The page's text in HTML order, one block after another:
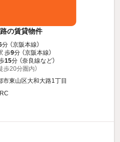
の賃貸物件
分 （京阪本線）
歩9分 （京阪本線）
15分 （奈良線など）
歩20分圏内）
市東山区大和大路1丁目